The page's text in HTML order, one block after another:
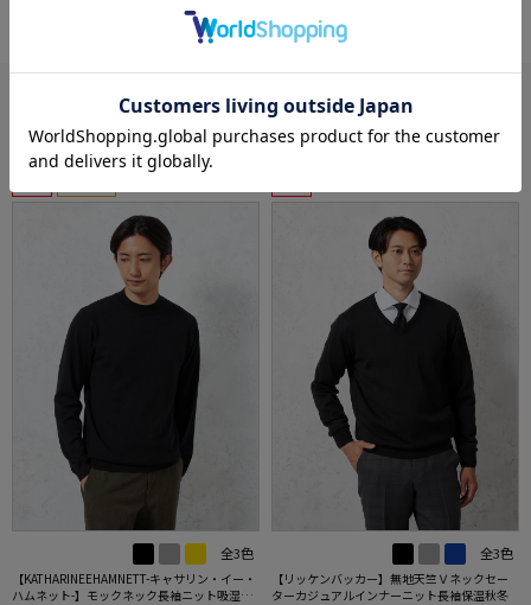
あなたへのおすすめ
RECOMMEND ITEM
全3色
【KATHARINEEHAMNETT-キャサリン・イー・
ハムネット-】モックネック長袖ニット吸湿発
全3色
【リッケンバッカー】無地天竺Ｖネックセー
ターカジュアルインナーニット長袖保温秋冬